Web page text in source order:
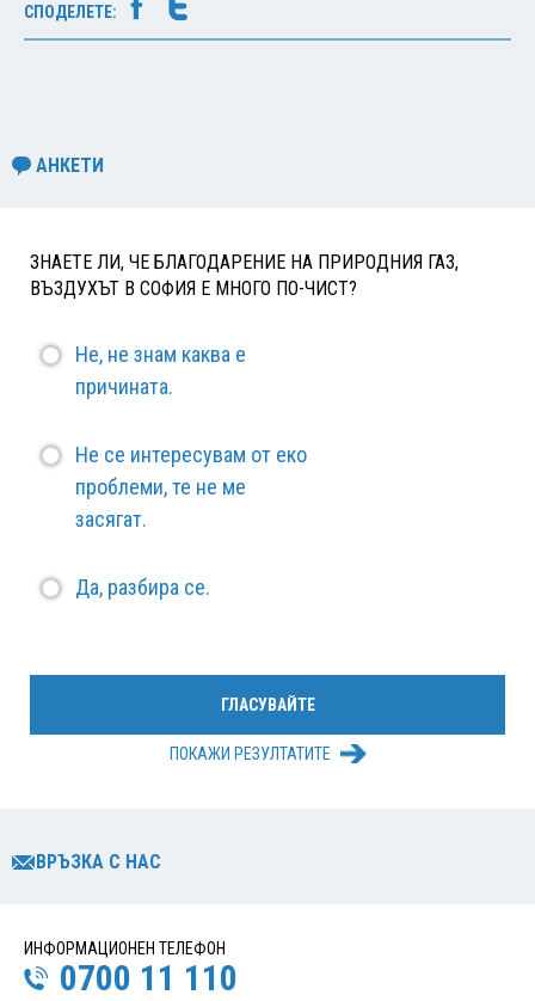
СПОДЕЛЕТЕ:
АНКЕТИ
ЗНАЕТЕ ЛИ, ЧЕ БЛАГОДАРЕНИЕ НА ПРИРОДНИЯ ГАЗ,
ВЪЗДУХЪТ В СОФИЯ Е МНОГО ПО-ЧИСТ?
Не, не знам каква е
причината.
Не се интересувам от еко
проблеми, те не ме
засягат.
Да, разбира се.
ПОКАЖИ РЕЗУЛТАТИТЕ
ВРЪЗКА С НАС
ИНФОРМАЦИОНЕН ТЕЛЕФОН
0700 11 110